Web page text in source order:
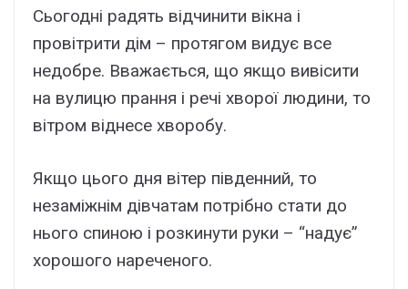
Сьогодні радять відчинити вікна і
провітрити дім – протягом видує все
недобре. Вважається, що якщо вивісити
на вулицю прання і речі хворої людини, то
вітром віднесе хворобу.
Якщо цього дня вітер південний, то
незаміжнім дівчатам потрібно стати до
нього спиною і розкинути руки – “надує”
хорошого нареченого.